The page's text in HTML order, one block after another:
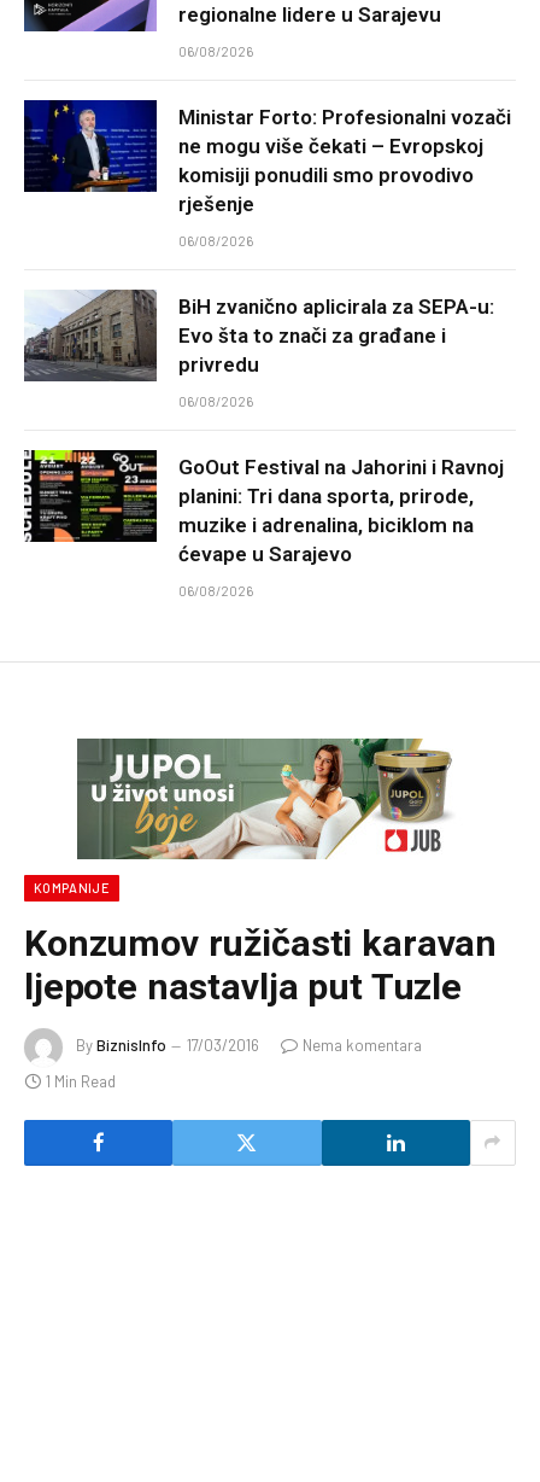
regionalne lidere u Sarajevu
06/08/2026
Ministar Forto: Profesionalni vozači
ne mogu više čekati – Evropskoj
komisiji ponudili smo provodivo
rješenje
06/08/2026
BiH zvanično aplicirala za SEPA-u:
Evo šta to znači za građane i
privredu
06/08/2026
GoOut Festival na Jahorini i Ravnoj
planini: Tri dana sporta, prirode,
muzike i adrenalina, biciklom na
ćevape u Sarajevo
06/08/2026
KOMPANIJE
Konzumov ružičasti karavan
ljepote nastavlja put Tuzle
ByBiznisInfo 17/03/2016
Nema komentara
1 Min Read